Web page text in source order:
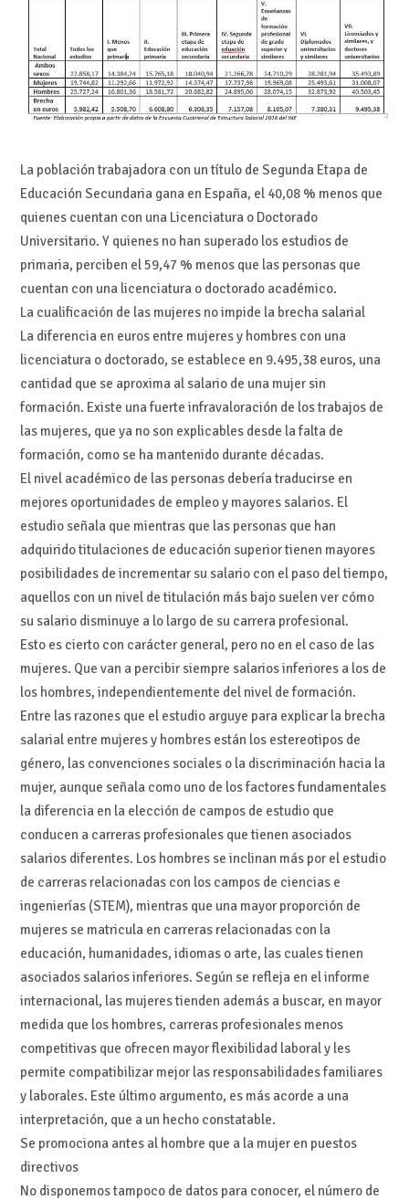
La población trabajadora con un título de Segunda Etapa de
Educación Secundaria gana en España, el 40,08 % menos que
quienes cuentan con una Licenciatura o Doctorado
Universitario. Y quienes no han superado los estudios de
primaria, perciben el 59,47 % menos que las personas que
cuentan con una licenciatura o doctorado académico.
La cualificación de las mujeres no impide la brecha salarial
La diferencia en euros entre mujeres y hombres con una
licenciatura o doctorado, se establece en 9.495,38 euros, una
cantidad que se aproxima al salario de una mujer sin
formación. Existe una fuerte infravaloración de los trabajos de
las mujeres, que ya no son explicables desde la falta de
formación, como se ha mantenido durante décadas.
El nivel académico de las personas debería traducirse en
mejores oportunidades de empleo y mayores salarios. El
estudio señala que mientras que las personas que han
adquirido titulaciones de educación superior tienen mayores
posibilidades de incrementar su salario con el paso del tiempo,
aquellos con un nivel de titulación más bajo suelen ver cómo
su salario disminuye a lo largo de su carrera profesional.
Esto es cierto con carácter general, pero no en el caso de las
mujeres. Que van a percibir siempre salarios inferiores a los de
los hombres, independientemente del nivel de formación.
Entre las razones que el estudio arguye para explicar la brecha
salarial entre mujeres y hombres están los estereotipos de
género, las convenciones sociales o la discriminación hacia la
mujer, aunque señala como uno de los factores fundamentales
la diferencia en la elección de campos de estudio que
conducen a carreras profesionales que tienen asociados
salarios diferentes. Los hombres se inclinan más por el estudio
de carreras relacionadas con los campos de ciencias e
ingenierías (STEM), mientras que una mayor proporción de
mujeres se matricula en carreras relacionadas con la
educación, humanidades, idiomas o arte, las cuales tienen
asociados salarios inferiores. Según se refleja en el informe
internacional, las mujeres tienden además a buscar, en mayor
medida que los hombres, carreras profesionales menos
competitivas que ofrecen mayor flexibilidad laboral y les
permite compatibilizar mejor las responsabilidades familiares
y laborales. Este último argumento, es más acorde a una
interpretación, que a un hecho constatable.
Se promociona antes al hombre que a la mujer en puestos
directivos
No disponemos tampoco de datos para conocer, el número de